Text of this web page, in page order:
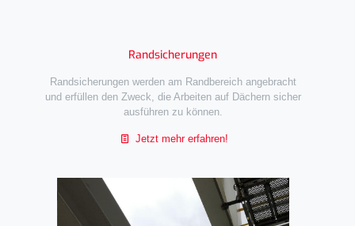
Randsicherungen
Randsicherungen werden am Randbereich angebracht
und erfüllen den Zweck, die Arbeiten auf Dächern sicher
ausführen zu können.
Jetzt mehr erfahren!